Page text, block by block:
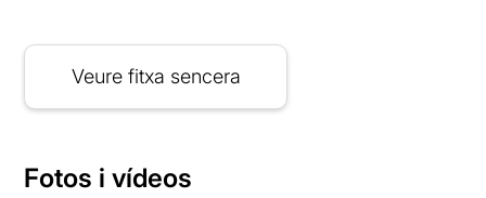
Veure fitxa sencera
Fotos i vídeos